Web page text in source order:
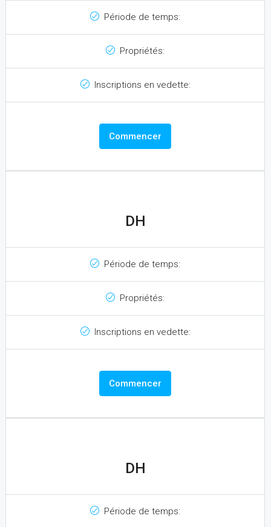
Période de temps:
Propriétés:
Inscriptions en vedette:
Commencer
DH
Période de temps:
Propriétés:
Inscriptions en vedette:
Commencer
DH
Période de temps: